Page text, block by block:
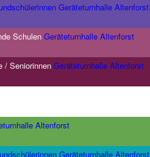
Geräteturnhalle Altenforst
Schulen Geräteturnhalle Altenforst
/ Seniorinnen Geräteturnhalle Altenforst
Altenforst
Geräteturnhalle Altenforst